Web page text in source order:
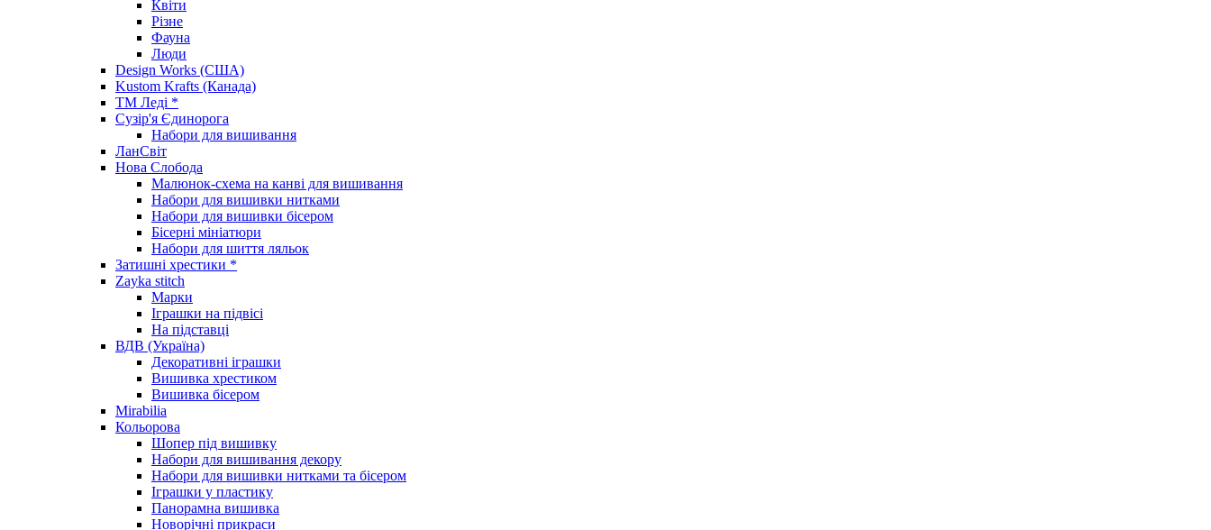
Квіти
Різне
Фауна
Люди
Design Works (США)
Kustom Krafts (Канада)
ТМ Леді *
Сузір'я Єдинорога
Набори для вишивання
ЛанСвіт
Нова Слобода
Малюнок-схема на канві для вишивання
Набори для вишивки нитками
Набори для вишивки бісером
Бісерні мініатюри
Набори для шиття ляльок
Затишні хрестики *
Zayka stitch
Марки
Іграшки на підвісі
На підставці
ВДВ (Україна)
Декоративні іграшки
Вишивка хрестиком
Вишивка бісером
Mirabilia
Кольорова
Шопер під вишивку
Набори для вишивання декору
Набори для вишивки нитками та бісером
Іграшки у пластику
Панорамна вишивка
Новорічні прикраси